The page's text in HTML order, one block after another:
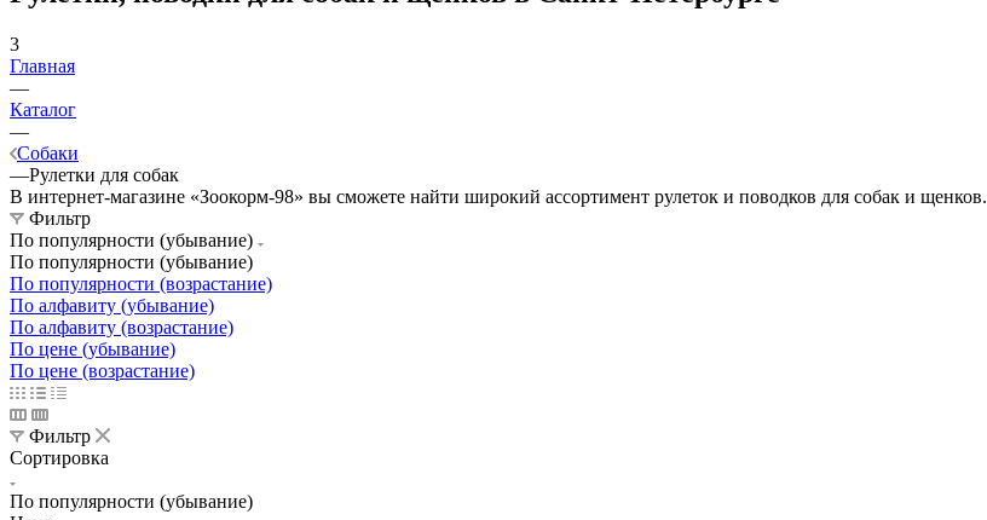
3
Главная
—
Каталог
—
Собаки
—Рулетки для собак
В интернет-магазине «Зоокорм-98» вы сможете найти широкий ассортимент рулеток и поводков для собак и щенков.
Фильтр
По популярности (убывание)
По популярности (убывание)
По популярности (возрастание)
По алфавиту (убывание)
По алфавиту (возрастание)
По цене (убывание)
По цене (возрастание)
Фильтр
Сортировка
По популярности (убывание)